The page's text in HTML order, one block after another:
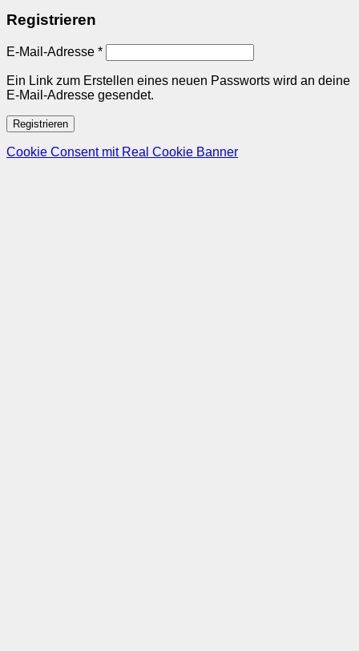
Registrieren
E-Mail-Adresse *Erforderlich
Ein Link zum Erstellen eines neuen Passworts wird an deine
E-Mail-Adresse gesendet.
Registrieren
Cookie Consent mit Real Cookie Banner